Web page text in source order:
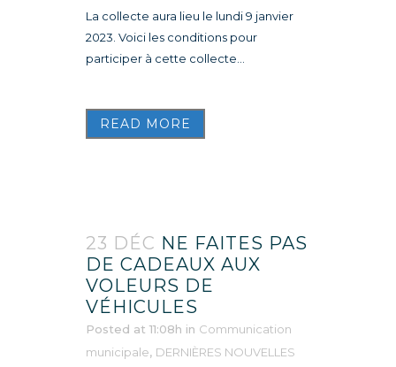
La collecte aura lieu le lundi 9 janvier
2023. Voici les conditions pour
participer à cette collecte...
READ MORE
23 DÉC NE FAITES PAS
DE CADEAUX AUX
VOLEURS DE
VÉHICULES
Posted at 11:08h in Communication
municipale, DERNIÈRES NOUVELLES